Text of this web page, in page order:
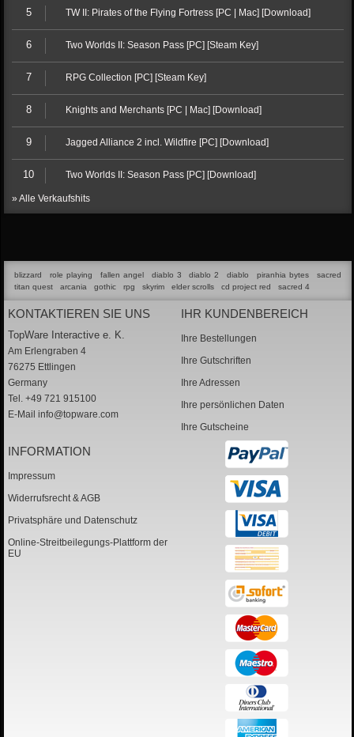
5 TW II: Pirates of the Flying Fortress [PC | Mac] [Download]
6 Two Worlds II: Season Pass [PC] [Steam Key]
7 RPG Collection [PC] [Steam Key]
8 Knights and Merchants [PC | Mac] [Download]
9 Jagged Alliance 2 incl. Wildfire [PC] [Download]
10 Two Worlds II: Season Pass [PC] [Download]
» Alle Verkaufshits
blizzard role playing fallen angel diablo 3 diablo 2 diablo piranhia bytes
sacred
titan quest
arcania gothic rpg skyrim elder scrolls cd project red sacred 4
KONTAKTIEREN SIE UNS
TopWare Interactive e. K.
Am Erlengraben 4
76275 Ettlingen
Germany
Tel. +49 721 915100
E-Mail info@topware.com
IHR KUNDENBEREICH
Ihre Bestellungen
Ihre Gutschriften
Ihre Adressen
Ihre persönlichen Daten
Ihre Gutscheine
INFORMATION
Impressum
Widerrufsrecht & AGB
Privatsphäre und Datenschutz
Online-Streitbeilegungs-Plattform der
EU